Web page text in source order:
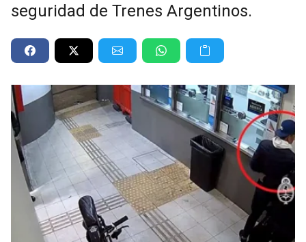
seguridad de Trenes Argentinos.